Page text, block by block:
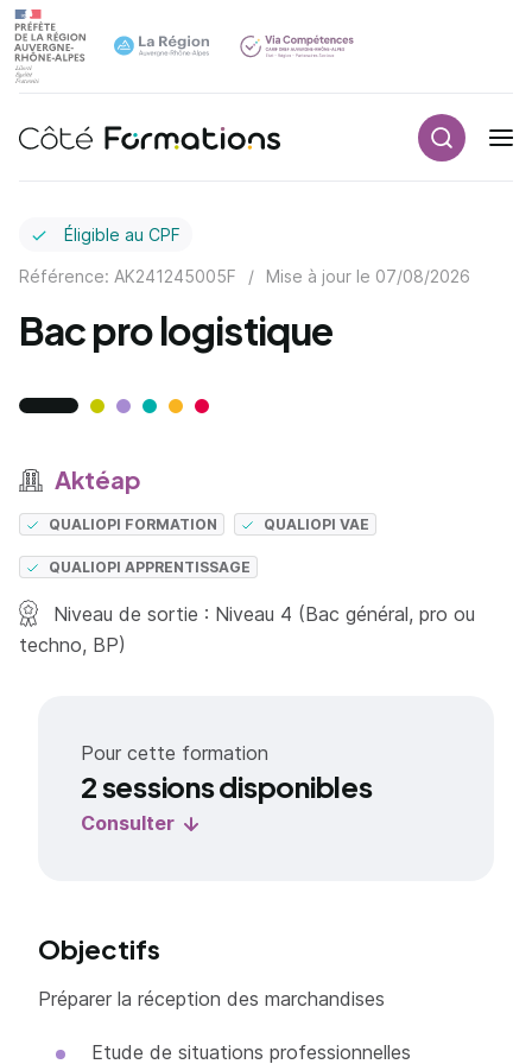
Navigation principale
Éligible au CPF
Référence: AK241245005F / Mise à jour le 07/08/2026
Bac pro logistique
Aktéap
QUALIOPI FORMATION QUALIOPI VAE
QUALIOPI APPRENTISSAGE
Niveau de sortie : Niveau 4 (Bac général, pro ou
techno, BP)
Pour cette formation
2 sessions disponibles
Consulter
Objectifs
Préparer la réception des marchandises
Etude de situations professionnelles